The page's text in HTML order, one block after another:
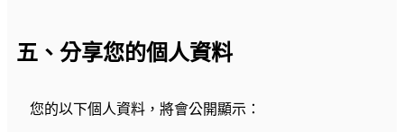
五、分享您的個人資料
您的以下個人資料，將會公開顯示：